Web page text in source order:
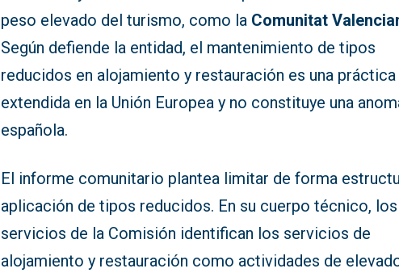
peso elevado del turismo, como la Comunitat
Según defiende la entidad, el mantenimiento de tipos
reducidos en alojamiento y restauración es una práctica
extendida en la Unión Europea y no constituye una
española.
El informe comunitario plantea limitar de forma
aplicación de tipos reducidos. En su cuerpo técnico, los
servicios de la Comisión identifican los servicios de
alojamiento y restauración como actividades de